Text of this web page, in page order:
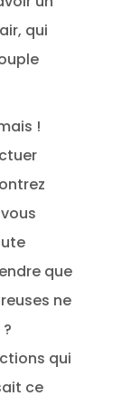
qui
!
que
ne
qui
ce